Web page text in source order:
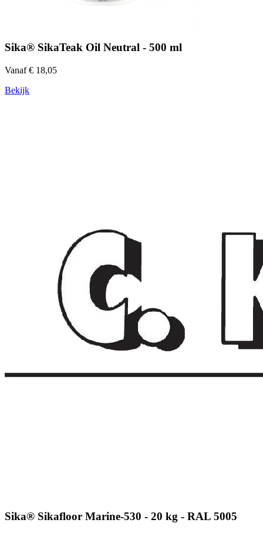
Sika® SikaTeak Oil Neutral - 500 ml
Vanaf € 18,05
Bekijk
Sika® Sikafloor Marine-530 - 20 kg - RAL 5005